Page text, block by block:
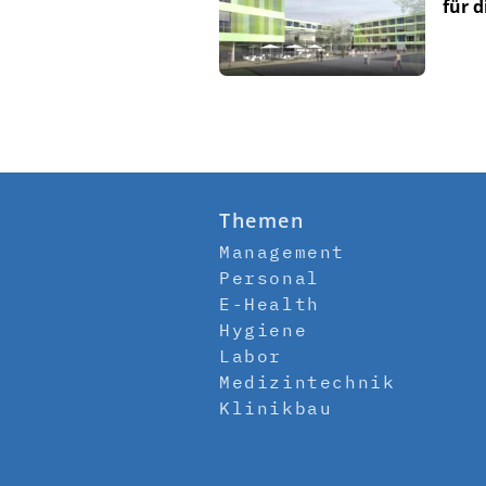
für
Themen
Management
Personal
E-Health
Hygiene
Labor
Medizintechnik
Klinikbau